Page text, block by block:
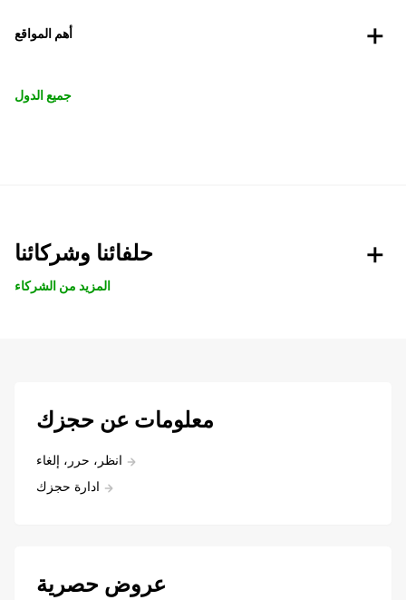
أهم المواقع
جميع الدول
حلفائنا وشركائنا
المزيد من الشركاء
معلومات عن حجزك
انظر، حرر، إلغاء
ادارة حجزك
عروض حصرية